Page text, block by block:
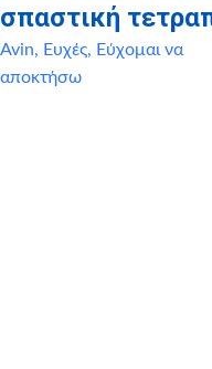
σπαστική
Avin, Ευχές, Εύχομαι να
αποκτήσω